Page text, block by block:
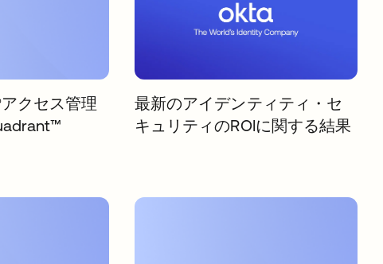
クセス管理
最新のアイデンティティ・セ
キュリティのROIに関する結果